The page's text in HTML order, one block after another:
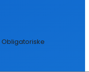
Obligatoriske